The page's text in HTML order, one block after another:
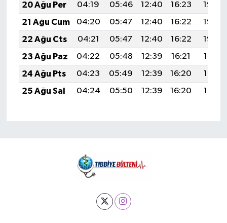
20 Ağu Per
04:19 05:46 12:40 16:23
19:25
21 Ağu Cum
04:20 05:47 12:40 16:22
19:23
22 Ağu Cts
04:21 05:47 12:40 16:22
19:22
23 Ağu Paz
04:22 05:48 12:39 16:21
19:21
24 Ağu Pts
04:23 05:49 12:39 16:20
19:19
25 Ağu Sal
04:24 05:50 12:39 16:20 19:18